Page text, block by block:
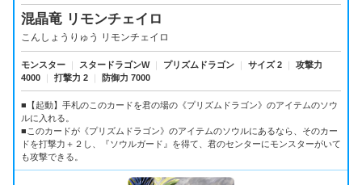
混晶竜 リモンチェイロ
こんしょうりゅう リモンチェイロ
モンスター ｜ スタードラゴンW ｜ プリズムドラゴン ｜ サイズ 2 ｜
攻撃力
4000
｜ 打撃力 2 ｜ 防御力 7000
■【起動】手札のこのカードを君の場の《プリズムドラゴン》のアイテムのソウ
ルに入れる。
■このカードが《プリズムドラゴン》のアイテムのソウルにあるなら、そのカー
ドを打撃力＋２し、『ソウルガード』を得て、君のセンターにモンスターがいて
も攻撃できる。